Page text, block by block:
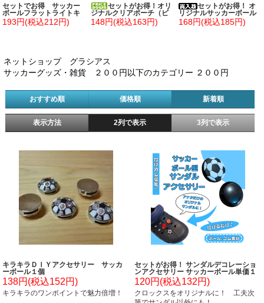
セットでお得 サッカー
ボールフラットライトキ
ーホルダー 単価１７８
円～
193円(税込212円)
セットがお得！オリ
ジナルクリアポーチ（ビ
ニール小物入れ）サッカ
ーバージョン単価１３８
148円(税込163円)
セットがお得！ オ
リジナルサッカーボール
応援うちわ 単価１６８円
～
168円(税込185円)
ネットショップ グラシアス
サッカーグッズ・雑貨 ２００円以下のカテゴリー ２００円
おすすめ順 価格順 新着順
表示方法 2列で表示 3列で表示
キラキラＤＩＹアクセサリー サッカ
ーボール１個
138円(税込152円)
キラキラのワンポイントで魅力倍増！
セットがお得！ サンダルデコレーショ
ンアクセサリー サッカーボール単価１
０５円～
120円(税込132円)
クロックスをオリジナルに！ 工夫次